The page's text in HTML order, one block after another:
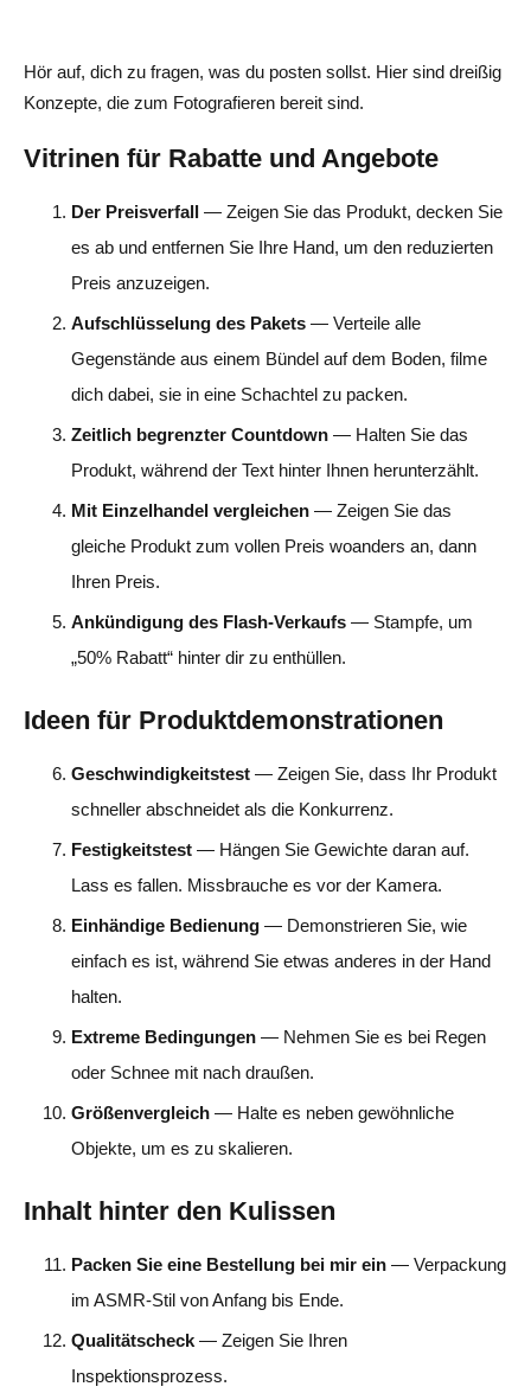
Hör auf, dich zu fragen, was du posten sollst. Hier sind dreißig
Konzepte, die zum Fotografieren bereit sind.
Vitrinen für Rabatte und Angebote
Der Preisverfall — Zeigen Sie das Produkt, decken Sie
es ab und entfernen Sie Ihre Hand, um den reduzierten
Preis anzuzeigen.
Aufschlüsselung des Pakets — Verteile alle
Gegenstände aus einem Bündel auf dem Boden, filme
dich dabei, sie in eine Schachtel zu packen.
Zeitlich begrenzter Countdown — Halten Sie das
Produkt, während der Text hinter Ihnen herunterzählt.
Mit Einzelhandel vergleichen — Zeigen Sie das
gleiche Produkt zum vollen Preis woanders an, dann
Ihren Preis.
Ankündigung des Flash-Verkaufs — Stampfe, um
„50% Rabatt“ hinter dir zu enthüllen.
Ideen für Produktdemonstrationen
Geschwindigkeitstest — Zeigen Sie, dass Ihr Produkt
schneller abschneidet als die Konkurrenz.
Festigkeitstest — Hängen Sie Gewichte daran auf.
Lass es fallen. Missbrauche es vor der Kamera.
Einhändige Bedienung — Demonstrieren Sie, wie
einfach es ist, während Sie etwas anderes in der Hand
halten.
Extreme Bedingungen — Nehmen Sie es bei Regen
oder Schnee mit nach draußen.
Größenvergleich — Halte es neben gewöhnliche
Objekte, um es zu skalieren.
Inhalt hinter den Kulissen
Packen Sie eine Bestellung bei mir ein — Verpackung
im ASMR-Stil von Anfang bis Ende.
Qualitätscheck — Zeigen Sie Ihren
Inspektionsprozess.